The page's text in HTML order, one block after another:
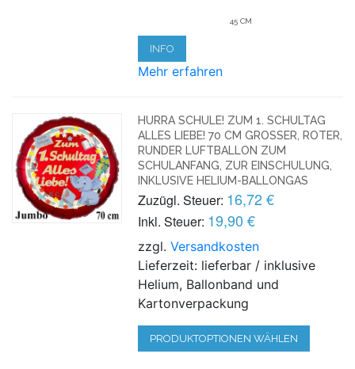
45 CM
INFO
Mehr erfahren
HURRA SCHULE! ZUM 1. SCHULTAG
ALLES LIEBE! 70 CM GROSSER, ROTER, R
UNDER LUFTBALLON ZUM S
CHULANFANG, ZUR EINSCHULUNG, I
NKLUSIVE HELIUM-BALLONGAS
Zuzügl. Steuer: 16,72 €
Inkl. Steuer: 19,90 €
zzgl.Versandkosten
Lieferzeit: lieferbar / inklusive
Helium, Ballonband und
Kartonverpackung
PRODUKTOPTIONEN WÄHLEN